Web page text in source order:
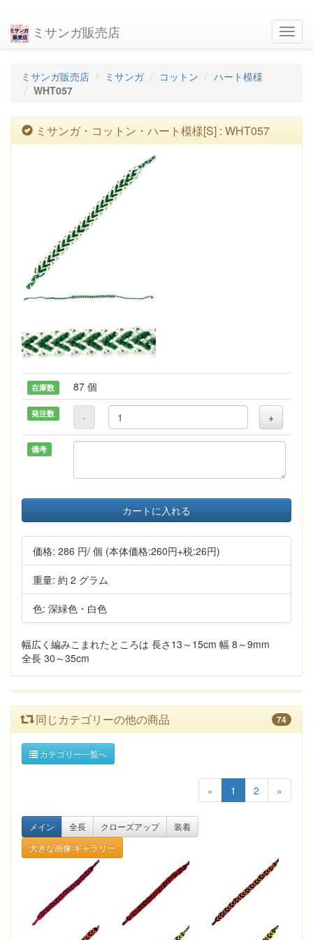
ミサンガ販売店
ミサンガ販売店 ミサンガ コットン
ハート模様
WHT057
ミサンガ・コットン・ハート模様[S] : WHT057
在庫数 87 個
発注数 - +
備考
カートに入れる
価格: 286 円/ 個 (本体価格:260円+税:26円)
重量: 約 2 グラム
色: 深緑色・白色
幅広く編みこまれたところは 長さ13～15cm 幅 8～9mm
全長 30～35cm
同じカテゴリーの他の商品 74
カテゴリー一覧へ
« 1 2 »
メイン 全長 クローズアップ
装着
大きな画像:ギャラリー